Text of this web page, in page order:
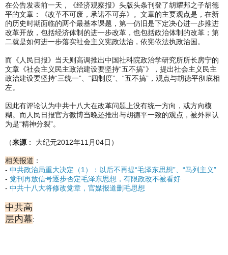
在公告发表前一天，《经济观察报》头版头条刊登了胡耀邦之子胡德
平的文章：《改革不可废，承诺不可弃》。文章的主要观点是，在新
的历史时期面临的两个最基本课题，第一仍旧是下定决心进一步推进
改革开放，包括经济体制的进一步改革，也包括政治体制的改革；第
二就是如何进一步落实社会主义宪政法治，依宪依法执政治国。
而《人民日报》当天则高调推出中国社科院政治学研究所所长房宁的
文章《社会主义民主政治建设要坚持“五不搞”》，提出社会主义民主
政治建设要坚持“三统一”、“四制度”、“五不搞”，观点与胡德平彻底相
左。
因此有评论认为中共十八大在改革问题上没有统一方向，或方向模
糊。而人民日报官方微博当晚还推出与胡德平一致的观点，被外界认
为是“精神分裂”。
（来源 ： 大纪元2012年11月04日）
相关报道 ：
- 中共政治局重大决定（1）：以后不再提“毛泽东思想”、“马列主义”
- 党刊再放信号逐步否定毛泽东思想，有限政改不被看好
- 中共十八大将修改党章，官媒报道删毛思想
中共高
层内幕: